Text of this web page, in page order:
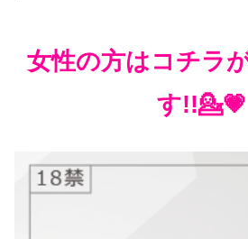
女性の方はコチラ
す!!💁💗